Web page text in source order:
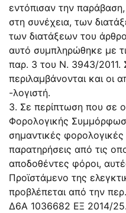
εντόπισαν την
στη συνέχεια, των
των διατάξεων του
αυτό συμπληρώθηκε με
παρ. 3 του N. 3943/2011.
περιλαμβάνονται και οι
-λογιστή.
3. Σε περίπτωση που σε
Φορολογικής
σημαντικές
παρατηρήσεις από τις
αποδοθέντες φόροι,
Προϊστάμενο της
προβλέπεται από την
Δ6Α 1036682 ΕΞ 2014/